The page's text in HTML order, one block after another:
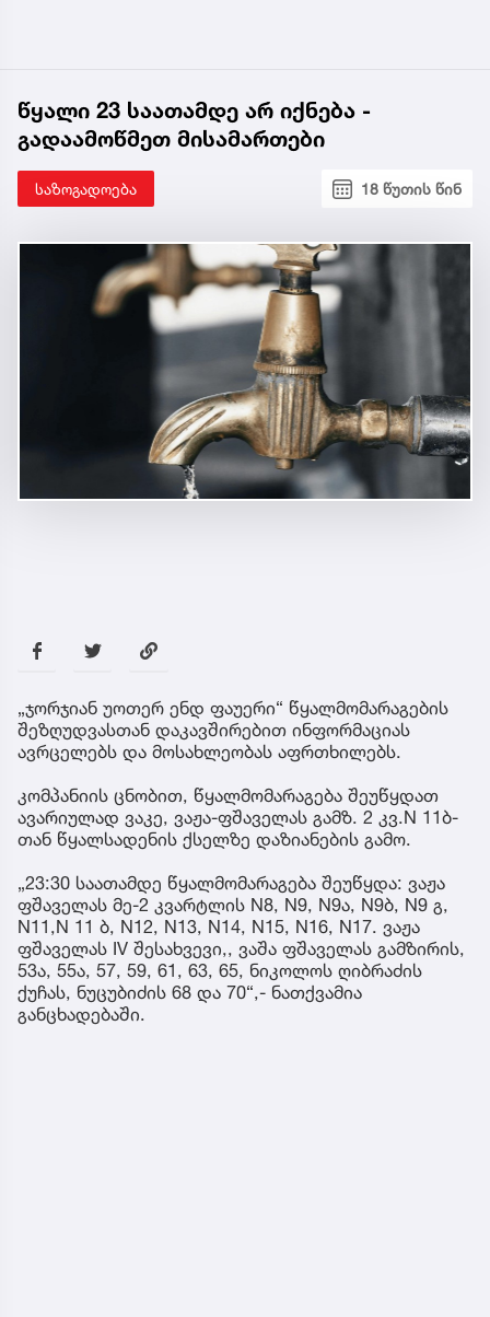
წყალი 23 საათამდე არ იქნება -
გადაამოწმეთ მისამართები
საზოგადოება 18 წუთის წინ
„ჯორჯიან უოთერ ენდ ფაუერი“ წყალმომარაგების
შეზღუდვასთან დაკავშირებით ინფორმაციას
ავრცელებს და მოსახლეობას აფრთხილებს.
კომპანიის ცნობით, წყალმომარაგება შეუწყდათ
ავარიულად ვაკე, ვაჟა-ფშაველას გამზ. 2 კვ.N 11ბ-
თან წყალსადენის ქსელზე დაზიანების გამო.
„23:30 საათამდე წყალმომარაგება შეუწყდა: ვაჟა
ფშაველას მე-2 კვარტლის N8, N9, N9ა, N9ბ, N9 გ,
N11,N 11 ბ, N12, N13, N14, N15, N16, N17. ვაჟა
ფშაველას IV შესახვევი,, ვაშა ფშაველას გამზირის,
53ა, 55ა, 57, 59, 61, 63, 65, ნიკოლოს ღიბრაძის
ქუჩას, ნუცუბიძის 68 და 70“,- ნათქვამია
განცხადებაში.